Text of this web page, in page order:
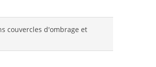
couvercles d'ombrage et